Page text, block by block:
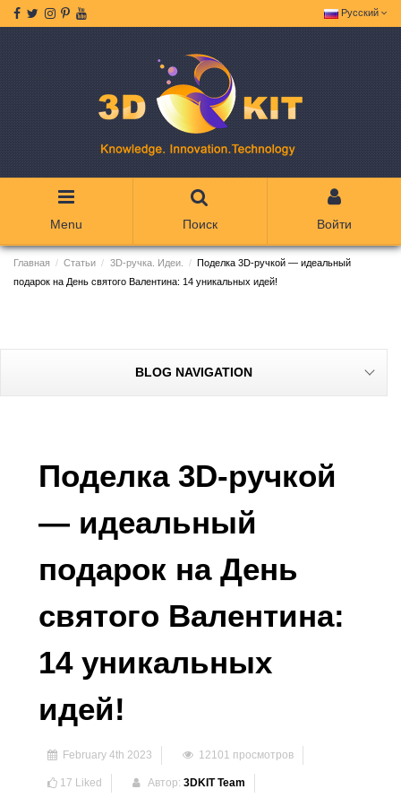
Русский
Menu Поиск Войти
Главная Статьи 3D-ручка. Идеи.
Поделка 3D-ручкой — идеальный
подарок на День святого Валентина: 14 уникальных идей!
BLOG NAVIGATION
Поделка 3D-ручкой
— идеальный
подарок на День
святого Валентина:
14 уникальных
идей!
February 4th 2023 12101 просмотров
17 Liked Автор: 3DKIT Team